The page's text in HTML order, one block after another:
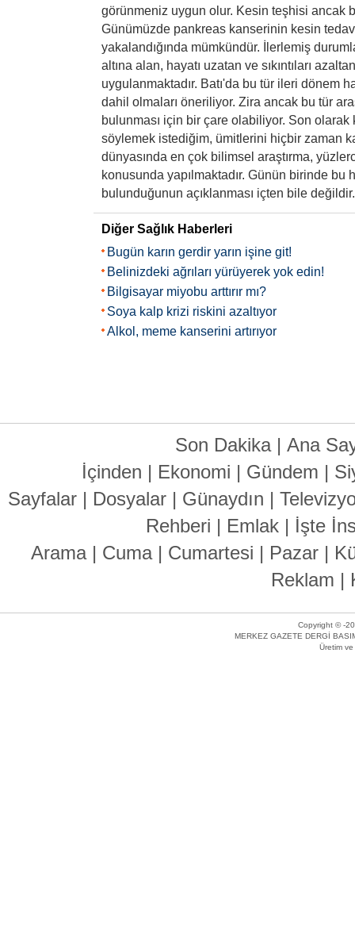
görünmeniz uygun olur. Kesin teşhisi ancak
Günümüzde pankreas kanserinin kesin
yakalandığında mümkündür. İlerlemiş
altına alan, hayatı uzatan ve sıkıntıları
uygulanmaktadır. Batı'da bu tür ileri dönem
dahil olmaları öneriliyor. Zira ancak bu tür
bulunması için bir çare olabiliyor. Son olarak
söylemek istediğim, ümitlerini hiçbir zaman
dünyasında en çok bilimsel araştırma,
konusunda yapılmaktadır. Günün birinde bu
bulunduğunun açıklanması içten bile değildir.
Diğer Sağlık Haberleri
Bugün karın gerdir yarın işine git!
Belinizdeki ağrıları yürüyerek yok edin!
Bilgisayar miyobu arttırır mı?
Soya kalp krizi riskini azaltıyor
Alkol, meme kanserini artırıyor
Son Dakika| Ana
İçinden | Ekonomi | Gündem |
Sayfalar | Dosyalar | Günaydın |
Rehberi | Emlak| İşte
Arama| Cuma| Cumartesi | Pazar |
Reklam |
Copyright © -
MERKEZ GAZETE DERGİ
Üretim